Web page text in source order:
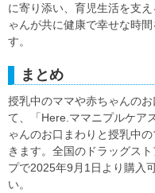
に寄り添い、育児生活を支
ゃんが共に健康で幸せな時
す。
まとめ
授乳中のママや赤ちゃんの
て、「Here.ママニプルケア
ゃんのお口まわりと授乳中
きます。全国のドラッグス
プで2025年9月1日より購入
い。